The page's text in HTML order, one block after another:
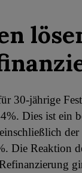
30-jährige
Dies ist ein
Die Reaktion